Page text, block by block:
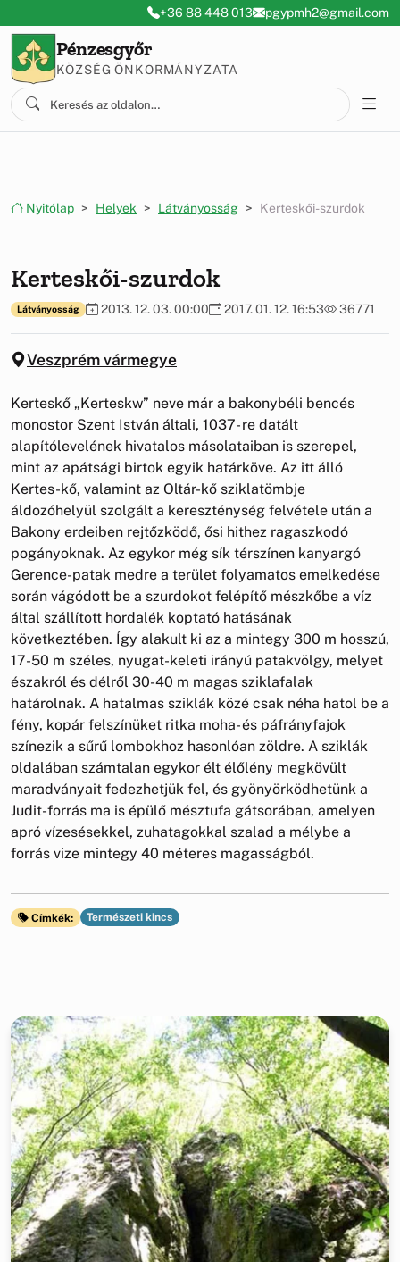
Ugrás a tartalomra +36 88 448 013 pgypmh2@gmail.com
Pénzesgyőr
KÖZSÉG ÖNKORMÁNYZATA
Nyitólap Helyek Látványosság Kerteskői-szurdok
Kerteskői-szurdok
Látványosság 2013. 12. 03. 00:00 2017. 01. 12. 16:53 36771
Veszprém vármegye
Kerteskő „Kerteskw” neve már a bakonybéli bencés
monostor Szent István általi, 1037- re datált
alapítólevelének hivatalos másolataiban is szerepel,
mint az apátsági birtok egyik határköve. Az itt álló
Kertes-kő, valamint az Oltár-kő sziklatömbje
áldozóhelyül szolgált a kereszténység felvétele után a
Bakony erdeiben rejtőzködő, ősi hithez ragaszkodó
pogányoknak. Az egykor még sík térszínen kanyargó
Gerence-patak medre a terület folyamatos emelkedése
során vágódott be a szurdokot felépítő mészkőbe a víz
által szállított hordalék koptató hatásának
következtében. Így alakult ki az a mintegy 300 m hosszú,
17-50 m széles, nyugat-keleti irányú patakvölgy, melyet
északról és délről 30-40 m magas sziklafalak
határolnak. A hatalmas sziklák közé csak néha hatol be a
fény, kopár felszínüket ritka moha- és páfrányfajok
színezik a sűrű lombokhoz hasonlóan zöldre. A sziklák
oldalában számtalan egykor élt élőlény megkövült
maradványait fedezhetjük fel, és gyönyörködhetünk a
Judit-forrás ma is épülő mésztufa gátsorában, amelyen
apró vízesésekkel, zuhatagokkal szalad a mélybe a
forrás vize mintegy 40 méteres magasságból.
Címkék: Természeti kincs